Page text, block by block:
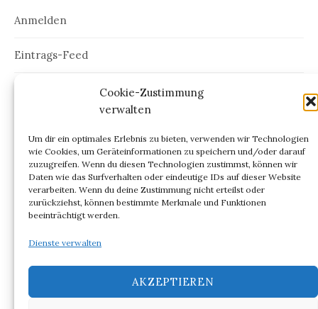
Cookie-Zustimmung
verwalten
Um dir ein optimales Erlebnis zu bieten, verwenden wir Technologien
wie Cookies, um Geräteinformationen zu speichern und/oder darauf
zuzugreifen. Wenn du diesen Technologien zustimmst, können wir
Daten wie das Surfverhalten oder eindeutige IDs auf dieser Website
verarbeiten. Wenn du deine Zustimmung nicht erteilst oder
zurückziehst, können bestimmte Merkmale und Funktionen
beeinträchtigt werden.
Dienste verwalten
AKZEPTIEREN
Anmelden
Eintrags-Feed
Kommentar-Feed
ARCHIV
Archiv